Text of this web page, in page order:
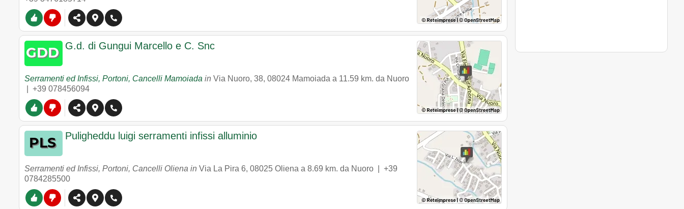
G.d. di Gungui Marcello e C. Snc
Serramenti ed Infissi, Portoni, Cancelli Mamoiada in Via Nuoro, 38, 08024 Mamoiada a 11.59 km. da Nuoro
+39 078456094
Puligheddu luigi serramenti infissi alluminio
Serramenti ed Infissi, Portoni, Cancelli Oliena in Via La Pira 6, 08025 Oliena a 8.69 km. da Nuoro | +39
0784285500